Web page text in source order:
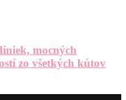
mocných
zo všetkých kútov